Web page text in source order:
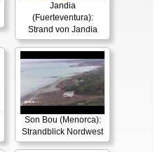
Jandia
(Fuerteventura):
Strand von Jandia
Son Bou (Menorca):
Strandblick Nordwest